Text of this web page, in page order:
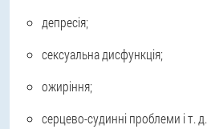
депресія;
сексуальна дисфункція;
ожиріння;
серцево-судинні проблеми і т. д.